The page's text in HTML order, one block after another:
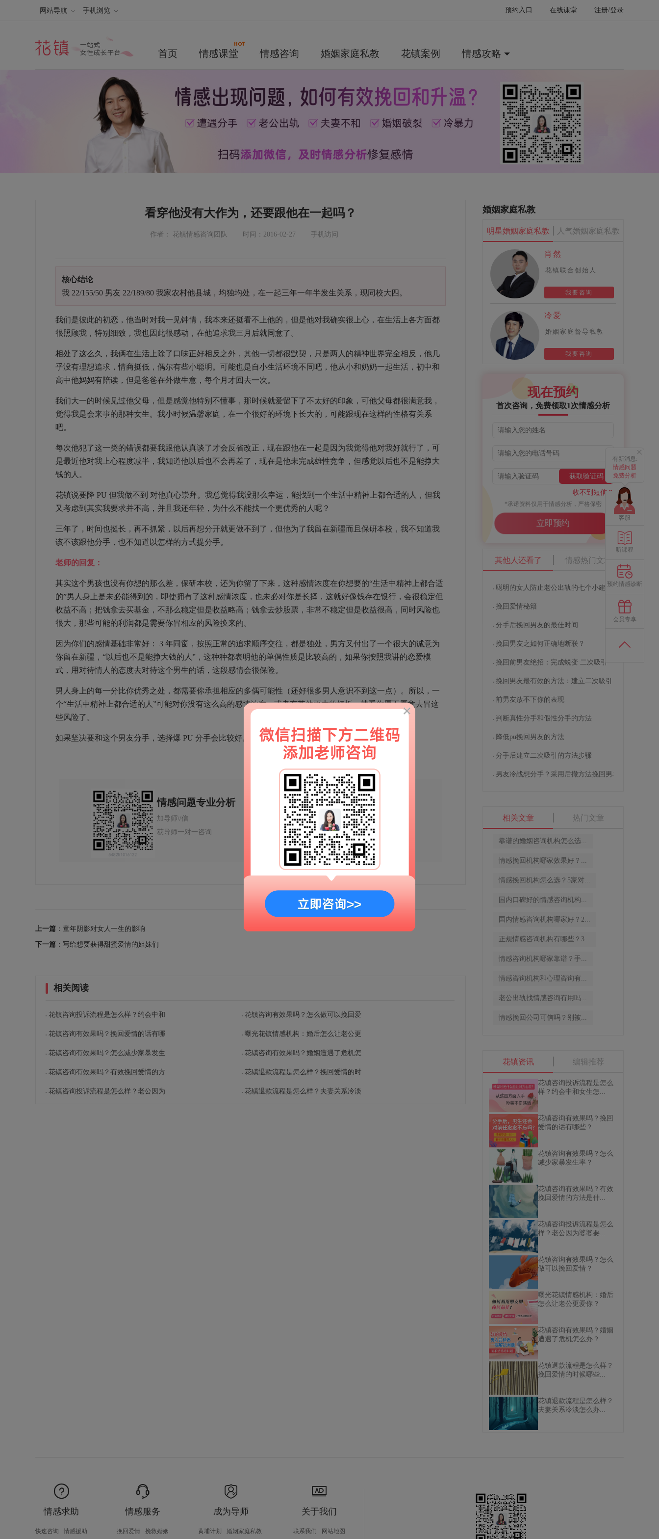
预约入口 在线课堂 注册/登录
网站导航 手机浏览
首页 情感课堂 情感咨询 婚姻家庭私教 花镇案例 情感攻略
看穿他没有大作为，还要跟他在一起吗？
作者： 花镇情感咨询团队 时间：2016-02-27 手机访问
核心结论
我 22/155/50 男友 22/189/80 我家农村他县城，均独均处，在一起三年一年半发生关系，现同校大四。
我们是彼此的初恋，他当时对我一见钟情，我本来还挺看不上他的，但是他对我确实很上心，在生活上各方面都
很照顾我，特别细致，我也因此很感动，在他追求我三月后就同意了。
相处了这么久，我俩在生活上除了口味正好相反之外，其他一切都很默契，只是两人的精神世界完全相反，他几
乎没有理想追求，情商挺低，偶尔有些小聪明。可能也是自小生活环境不同吧，他从小和奶奶一起生活，初中和
高中他妈妈有陪读，但是爸爸在外做生意，每个月才回去一次。
我们大一的时候见过他父母，但是感觉他特别不懂事，那时候就爱留下了不太好的印象，可他父母都很满意我，
觉得我是会来事的那种女生。我小时候温馨家庭，在一个很好的环境下长大的，可能跟现在这样的性格有关系
吧。
每次他犯了这一类的错误都要我跟他认真谈了才会反省改正，现在跟他在一起是因为我觉得他对我好就行了，可
是最近他对我上心程度减半，我知道他以后也不会再差了，现在是他未完成雄性竞争，但感觉以后也不是能挣大
钱的人。
花镇说要降 PU 但我做不到 对他真心崇拜。我总觉得我没那么幸运，能找到一个生活中精神上都合适的人，但我
又考虑到其实我要求并不高，并且我还年轻，为什么不能找一个更优秀的人呢？
三年了，时间也挺长，再不抓紧，以后再想分开就更做不到了，但他为了我留在新疆而且保研本校，我不知道我
该不该跟他分手，也不知道以怎样的方式提分手。
老师的回复：
其实这个男孩也没有你想的那么差，保研本校，还为你留了下来，这种感情浓度在你想要的“生活中精神上都合适
的”男人身上是未必能得到的，即使拥有了这种感情浓度，也未必对你是长择，这就好像钱存在银行，会很稳定但
收益不高；把钱拿去买基金，不那么稳定但是收益略高；钱拿去炒股票，非常不稳定但是收益很高，同时风险也
很大，那些可能的利润都是需要你冒相应的风险换来的。
因为你们的感情基础非常好： 3 年同窗，按照正常的追求顺序交往，都是独处，男方又付出了一个很大的诚意为
你留在新疆，“以后也不是能挣大钱的人”，这种种都表明他的单偶性质是比较高的，如果你按照我讲的恋爱模
式，用对待情人的态度去对待这个男生的话，这段感情会很保险。
男人身上的每一分比你优秀之处，都需要你承担相应的多偶可能性（还好很多男人意识不到这一点）。所以，一
个“生活中精神上都合适的人”可能对你没有这么高的感情浓度，或者有其他更大的短板，就看你愿不愿意去冒这
些风险了。
如果坚决要和这个男友分手，选择爆 PU 分手会比较好。
情感问题专业分析
加导师\/信
获导师一对一咨询
移动端官网
扫一扫
解锁更多情感秘籍
上一篇 ：童年阴影对女人一生的影响
下一篇 ：写给想要获得甜蜜爱情的姐妹们
相关阅读
花镇咨询投诉流程是怎么样？约会中和
花镇咨询有效果吗？挽回爱情的话有哪
花镇咨询有效果吗？怎么减少家暴发生
花镇咨询有效果吗？有效挽回爱情的方
花镇咨询投诉流程是怎么样？老公因为
花镇咨询有效果吗？怎么做可以挽回爱
曝光花镇情感机构：婚后怎么让老公更
花镇咨询有效果吗？婚姻遭遇了危机怎
花镇退款流程是怎么样？挽回爱情的时
花镇退款流程是怎么样？夫妻关系冷淡
婚姻家庭私教
明星婚姻家庭私教 人气婚姻家庭私教
肖然
花镇联合创始人
我要咨询
冷爱
婚姻家庭督导私教
我要咨询
现在预约
首次咨询，免费领取1次情感分析
获取验证码
收不到短信？
*承诺资料仅用于情感分析，严格保密
立即预约
其他人还看了 情感热门文章
聪明的女人防止老公出轨的七个小建议
挽回爱情秘籍
分手后挽回男友的最佳时间
挽回男友之如何正确地断联？
挽回前男友绝招：完成蜕变 二次吸引
挽回男友最有效的方法：建立二次吸引
前男友放不下你的表现
判断真性分手和假性分手的方法
降低pu挽回男友的方法
分手后建立二次吸引的方法步骤
男友冷战想分手？采用后撤方法挽回男友
相关文章 热门文章
靠谱的婚姻咨询机构怎么选...
情感挽回机构哪家效果好？...
情感挽回机构怎么选？5家对...
国内口碑好的情感咨询机构...
国内情感咨询机构哪家好？2...
正规情感咨询机构有哪些？3...
情感咨询机构哪家靠谱？手...
情感咨询机构和心理咨询有...
老公出轨找情感咨询有用吗...
情感挽回公司可信吗？别被...
花镇资讯 编辑推荐
花镇咨询投诉流程是怎么
样？约会中和女生怎...
花镇咨询有效果吗？挽回
爱情的话有哪些？
花镇咨询有效果吗？怎么
减少家暴发生率？
花镇咨询有效果吗？有效
挽回爱情的方法是什...
花镇咨询投诉流程是怎么
样？老公因为婆婆要...
花镇咨询有效果吗？怎么
做可以挽回爱情？
曝光花镇情感机构：婚后
怎么让老公更爱你？
花镇咨询有效果吗？婚姻
遭遇了危机怎么办？
花镇退款流程是怎么样？
挽回爱情的时候哪些...
花镇退款流程是怎么样？
夫妻关系冷淡怎么办...
情感求助
快速咨询 情感援助
情感服务
挽回爱情 挽救婚姻
成为导师
黄埔计划 婚姻家庭私教
关于我们
联系我们 网站地图
有新消息:
情感问题
免费分析
客服
听课程
预约情感诊断
会员专享